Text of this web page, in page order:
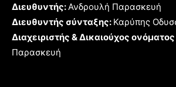
Διευθυντής: Ανδρουλή Παρασκευή
Διευθυντής σύνταξης: Καρύπης
Διαχειριστής & Δικαιούχος
Παρασκευή